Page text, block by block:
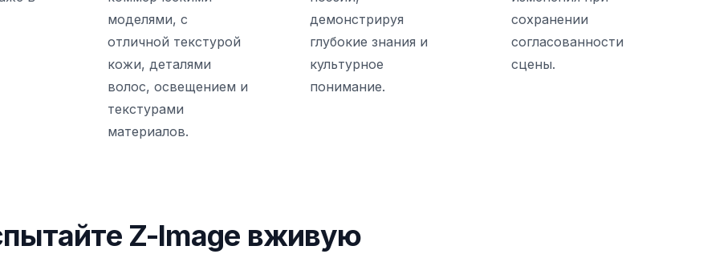
моделями, с
отличной текстурой
кожи, деталями
волос, освещением и
текстурами
материалов.
демонстрируя
глубокие знания и
культурное
понимание.
сохранении
согласованности
сцены.
Z-Image вживую